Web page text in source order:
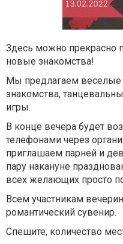
Здесь можно прекрасно
новые знакомства!
Мы предлагаем
знакомства,
игры.
В конце вечера будет
телефонами через
приглашаем парней и
пару накануне
всех желающих просто
Всем участникам
романтический сувенир.
Спешите, количество